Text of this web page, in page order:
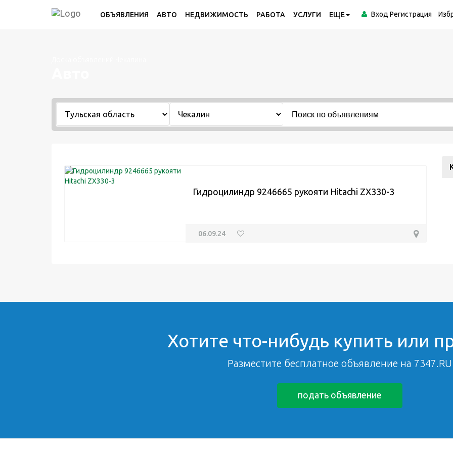
ОБЪЯВЛЕНИЯ АВТО НЕДВИЖИМОСТЬ РАБОТА УСЛУГИ ЕЩЕ Вход Регистрация
Гидроцилиндр 9246665 рукояти Hitachi ZX330-3
06.09.24
Хотите что-нибудь купить или
Разместите бесплатное объявление на 7347.RU
подать объявление